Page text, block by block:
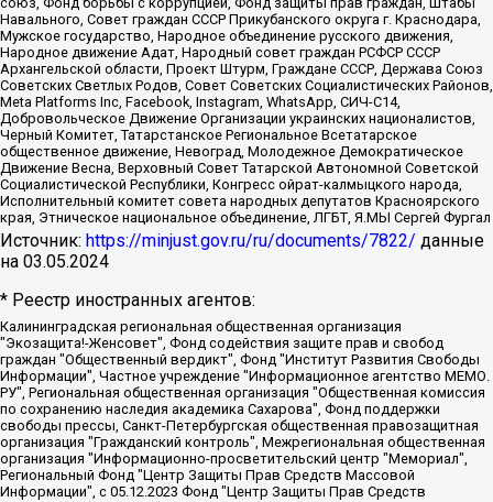
Навального, Совет граждан СССР Прикубанского округа г. Краснодара,
Мужское государство, Народное объединение русского движения,
Народное движение Адат, Народный совет граждан РСФСР СССР
Архангельской области, Проект Штурм, Граждане СССР, Держава Союз
Советских Светлых Родов, Совет Советских Социалистических Районов,
Meta Platforms Inc, Facebook, Instagram, WhatsApp, СИЧ-С14,
Добровольческое Движение Организации украинских националистов,
Черный Комитет, Татарстанское Региональное Всетатарское
общественное движение, Невоград, Молодежное Демократическое
Движение Весна, Верховный Совет Татарской Автономной Советской
Социалистической Республики, Конгресс ойрат-калмыцкого народа,
Исполнительный комитет совета народных депутатов Красноярского
края, Этническое национальное объединение, ЛГБТ, Я.МЫ Сергей Фургал
Источник: https://minjust.gov.ru/ru/documents/7822/ данные
на 03.05.2024
* Реестр иностранных агентов:
Калининградская региональная общественная организация "Экозащита!-Женсовет", Фонд содействия защите прав и свобод граждан "Общественный вердикт", Фонд "Институт Развития Свободы Информации", Частное учреждение "Информационное агентство МЕМО. РУ", Региональная общественная организация "Общественная комиссия по сохранению наследия академика Сахарова", Фонд поддержки свободы прессы, Санкт-Петербургская общественная правозащитная организация "Гражданский контроль", Межрегиональная общественная организация "Информационно-просветительский центр "Мемориал", Региональный Фонд "Центр Защиты Прав Средств Массовой Информации", с 05.12.2023 Фонд "Центр Защиты Прав Средств массовой информации", Региональная общественная благотворительная организация помощи беженцам и мигрантам "Гражданское содействие", Негосударственное образовательное учреждение дополнительного профессионального образования (повышение квалификации) специалистов "АКАДЕМИЯ ПО ПРАВАМ ЧЕЛОВЕКА", Свердловская региональная общественная организация "Сутяжник", Автономная некоммерческая организация "Центр независимых социологических исследований", Союз общественных объединений "Российский исследовательский центр по правам человека", Региональное общественное учреждение научно-информационный центр "МЕМОРИАЛ", Некоммерческая организация "Фонд защиты гласности", Автономная некоммерческая организация "Институт прав человека", Городская общественная организация "Екатеринбургское общество "МЕМОРИАЛ", Городская общественная организация "Рязанское историко-просветительское и правозащитное общество "Мемориал" (Рязанский Мемориал), Челябинский региональный орган общественной самодеятельности – женское общественное объединение "Женщины Евразии", Челябинский региональный орган общественной самодеятельности "Уральская правозащитная группа", Фонд содействия защите здоровья и социальной справедливости имени Андрея Рылькова, Автономная Некоммерческая Организация "Аналитический Центр Юрия Левады", Автономная некоммерческая организация социальной поддержки населения "Проект Апрель", Региональная общественная организация помощи женщинам и детям, находящимся в кризисной ситуации "Информационно-методический центр "Анна", Фонд содействия развитию массовых коммуникаций и правовому просвещению "Так-так-Так", Фонд содействия устойчивому развитию "Серебряная тайга", Свердловский региональный общественный фонд социальных проектов "Новое время", "Idel.Реалии", Кавказ.Реалии, Крым.Реалии, Телеканал Настоящее Время, Татаро-башкирская служба Радио Свобода (Azatliq Radiosi), Радио Свободная Европа/Радио Свобода (PCE/PC), "Сибирь.Реалии", "Фактограф", Благотворительный фонд помощи осужденным и их семьям, Автономная некоммерческая организация "Институт глобализации и социальных движений", Фонд "В защиту прав заключенных", Частное учреждение "Центр поддержки и содействия развитию средств массовой информации", Пензенский региональный общественный благотворительный фонд "Гражданский союз", "Север.Реалии", Некоммерческая организация Фонд "Правовая инициатива", Общество с ограниченной ответственностью "Радио Свободная Европа/Радио Свобода", Чешское информационное агентство "MEDIUM-ORIENT", Красноярская региональная общественная организация "Мы против СПИДа", Камалягин Денис Николаевич, Маркелов Сергей Евгеньевич, Пономарев Лев Александрович, Савицкая Людмила Алексеевна, Автономная некоммерческая организация "Центр по работе с проблемой насилия "НАСИЛИЮ.НЕТ", Межрегиональный профессиональный союз работников здравоохранения "Альянс врачей", Юридическое лицо, зарегистрированное в Латвийской Республике, SIA "Medusa Project" (регистрационный номер 40103797863, дата регистрации 10.06.2014), Некоммерческая организация "Фонд по борьбе с коррупцией", Автономная некоммерческая организация "Институт права и публичной политики", Баданин Роман Сергеевич, Гликин Максим Александрович, Железнова Мария Михайловна, Лукьянова Юлия Сергеевна, Маетная Елизавета Витальевна, Маняхин Петр Борисович, Чуракова Ольга Владимировна, Ярош Юлия Петровна, Юридическое лицо "The Insider SIA", зарегистрированное в Риге, Латвийская Республика (дата регистрации 26.06.2015), являющееся администратором доменного имени интернет-издания "The Insider SIA", https://theins.ru, Постернак Алексей Евгеньевич, Рубин Михаил Аркадьевич, Анин Роман Александрович, Юридическое лицо Istories fonds, зарегистрированное в Латвийской Республике (регистрационный номер 50008295751, дата регистрации 24.02.2020), Великовский Дмитрий Александрович, Долинина Ирина Николаевна, Мароховская Алеся Алексеевна, Шлейнов Роман Юрьевич, Шмагун Олеся Валентиновна, Общество с ограниченной ответственностью "Альтаир 2021", Общество с ограниченной ответственностью "Вега 2021", Общество с ограниченной ответственностью "Главный редактор 2021", Общество с ограниченной ответственностью "Ромашки монолит", Важенков Артем Валерьевич, Ивановская областная общественная организация "Центр гендерных исследований", Гурман Юрий Альбертович, Медиапроект "ОВД-Инфо", Егоров Владимир Владимирович, Жилинский Владимир Александрович, Общество с ограниченной ответственностью "ЗП", Иванова София Юрьевна, Карезина Инна Павловна, Кильтау Екатерина Викторовна, Петров Алексей Викторович, Пискунов Сергей Евгеньевич, Смирнов Сергей Сергеевич, Тихонов Михаил Сергеевич, Общество с ограниченной ответственностью "ЖУРНАЛИСТ-ИНОСТРАННЫЙ АГЕНТ", Арапова Галина Юрьевна, Вольтская Татьяна Анатольевна, Американская компания "Mason G.E.S. Anonymous Foundation" (США), являющаяся владельцем интернет-издания https://mnews.world/, Компания "Stichting Bellingcat", зарегистрированная в Нидерландах (дата регистрации 11.07.2018), Захаров Андрей Вячеславович, Клепиковская Екатерина Дмитриевна, Общество с ограниченной ответственностью "МЕМО", Перл Роман Александрович, Симонов Евгений Алексеевич, Соловьева Елена Анатольевна, Сотников Даниил Владимирович, Сурначева Елизавета Дмитриевна, Автономная некоммерческая организация по защите прав человека и информированию населения "Якутия – Наше Мнение", Общество с ограниченной ответственностью "Москоу диджитал медиа", с 26.01.2023 Общество с ограниченной ответственностью "Чайка Белые сады", Ветошкина Валерия Валерьевна, Заговора Максим Александрович, Межрегиональное общественное движение "Российская ЛГБТ - сеть", Оленичев Максим Владимирович, Павлов Иван Юрьевич, Скворцова Елена Сергеевна, Общество с ограниченной ответственностью "Как бы инагент", Кочетков Игорь Викторович, Общество с ограниченной ответственностью "Честные выборы", Еланчик Олег Александрович, Общество с ограниченной ответственностью "Нобелевский призыв", Гималова Регина Эмилевна, Григорьев Андрей Валерьевич, Григорьева Алина Александровна, Ассоциация по содействию защите прав призывников, альтернативнослужащих и военнослужащих "Правозащитная группа "Гражданин.Армия.Право", Хисамова Регина Фаритовна, Автономная некоммерческая организация по реализации социально-правовых программ "Лилит", Дальневосточное общественное движение "Маяк", Санкт-Петербургская ЛГБТ-инициативная группа "Выход", Инициативная группа ЛГБТ+ "Реверс", Алексеев Андрей Викторович, Бекбулатова Таисия Львовна, Беляев Иван Михайлович, Владыкина Елена Сергеевна, Гельман Марат Александрович, Никульшина Вероника Юрьевна, Толоконникова Надежда Андреевна, Шендерович Виктор Анатольевич, Общество с ограниченной ответственностью "Данное сообщение", Общество с ограниченной ответственностью Издательский дом "Новая глава", Айнбиндер Александра Александровна, Московский комьюнити-центр для ЛГБТ+инициатив, Благотворительный фонд развития филантропии, Deutsche Welle (Германия, Kurt-Schumacher-Strasse 3, 53113 Bonn), Борзунова Мария Михайловна, Воробьев Виктор Викторович, Голубева Анна Львовна, Константинова Алла Михайловна, Малкова Ирина Владимировна, Мурадов Мурад Абдулгалимович, Осетинская Елизавета Николаевна, Понасенков Евгений Николаевич, Ганапольский Матвей Юрьевич, Киселев Евгений Алексеевич, Борухович Ирина Григорьевна, Дремин Иван Тимофеевич, Дубровский Дмитрий Викторович, Красноярская региональная общественная организация поддержки и развития альтернативных образовательных технологий и межкультурных коммуникаций "ИНТЕРРА", Маяковская Екатерина Алексеевна, Фейгин Марк Захарович, Филимонов Андрей Викторович, Дзугкоева Регина Николаевна, Доброхотов Роман Александрович, Дудь Юрий Александрович, Елкин Сергей Владимирович, Кругликов Кирилл Игоревич, Сабунаева Мария Леонидовна, Семенов Алексей Владимирович, Шаинян Карен Багратович, Шульман Екатерина Михайловна, Асафьев Артур Валерьевич, Вахштайн Виктор Семенович, Венедиктов Алексей Алексеевич, Лушникова Екатерина Евгеньевна, Волков Леонид Михайлович, Невзоров Александр Глебович, Пархоменко Сергей Борисович, Сироткин Ярослав Николаевич, Кара-Мурза Владимир Владимирович, Баранова Наталья Владимировна, Гозман Леонид Яковлевич, Кагарлицкий Борис Юльевич, Климарев Михаил Валерьевич, Милов Владимир Станиславович, Автономная некоммерческая организация Краснодарский центр современного искусства "Типография", Моргенштерн Алишер Тагирович, Соболь Любовь Эдуардовна, Общество с ограниченной ответственностью "ЛИЗА НОРМ", Каспаров Гарри Кимович, Ходорковский Михаил Борисович, Общество с ограниченной ответственностью "Апрельские тезисы", Данилович Ирина Брониславовна, Кашин Олег Владимирович, Петров Николай Владимирович, Пивоваров Алексей Владимирович, Соколов Михаил Владимирович, Цветкова Юлия Владимировна, Чичваркин Евгений Александрович, Комитет против пыток/Команда против пыток, Общество с ограниченной ответственностью "Первый научный", Общество с ограниченной ответственностью "Вертолет и ко", Белоцерковская Вероника Борисовна, Кац Максим Евгеньевич, Лазарева Татьяна Юрьевна, Шаведдинов Руслан Табризович, Яшин Илья Валерьевич, Общество с ограниченной ответственностью "Иноагент ААВ", Алешковский Дмитрий Петрович, Альбац Евгения Марковна, Быков Дмитрий Львович, Галямина Юлия Евгеньевна, Лойко Сергей Леонидович, Мартынов Кирилл Константинович, Медведев Сергей Александрович, Крашенинников Федор Геннадиевич, Гордеева Катерина Вл